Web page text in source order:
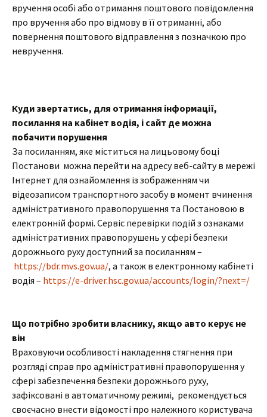
вручення особі або отримання поштового повідомлення
про вручення або про відмову в її отриманні, або
повернення поштового відправлення з позначкою про
невручення.
Куди звертатись, для отримання інформації,
посилання на кабінет водія, і сайт де можна
побачити порушення
За посиланням, яке міститься на лицьовому боці
Постанови можна перейти на адресу веб-сайту в мережі
Інтернет для ознайомлення із зображенням чи
відеозаписом транспортного засобу в момент вчинення
адміністративного правопорушення та Постановою в
електронній формі. Сервіс перевірки подій з ознаками
адміністративних правопорушень у сфері безпеки
дорожнього руху доступний за посиланням –
https://bdr.mvs.gov.ua/, а також в електронному кабінеті
водія – https://e-driver.hsc.gov.ua/accounts/login/?next=/
Що потрібно зробити власнику, якщо авто керує не
він
Враховуючи особливості накладення стягнення при
розгляді справ про адміністративні правопорушення у
сфері забезпечення безпеки дорожнього руху,
зафіксовані в автоматичному режимі, рекомендується
своєчасно внести відомості про належного користувача